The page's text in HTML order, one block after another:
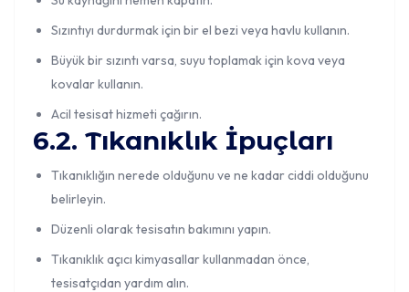
Sızıntıyı durdurmak için bir el bezi veya havlu kullanın.
Büyük bir sızıntı varsa, suyu toplamak için kova veya
kovalar kullanın.
Acil tesisat hizmeti çağırın.
6.2. Tıkanıklık İpuçları
Tıkanıklığın nerede olduğunu ve ne kadar ciddi olduğunu
belirleyin.
Düzenli olarak tesisatın bakımını yapın.
Tıkanıklık açıcı kimyasallar kullanmadan önce,
tesisatçıdan yardım alın.